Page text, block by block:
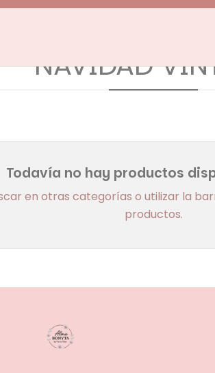
NAVIDAD
Todavía no hay productos
en otras categorías o utilizar la
productos.